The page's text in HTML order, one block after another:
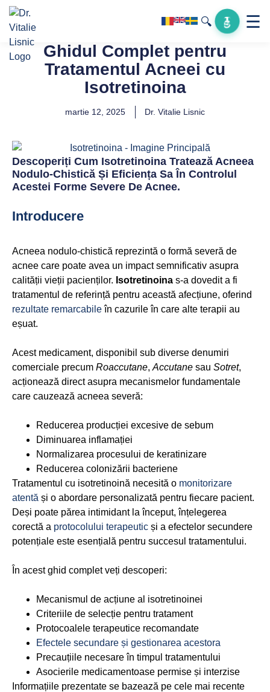
🔍 ☰
Ghidul Complet pentru
Tratamentul Acneei cu
Isotretinoina
martie 12, 2025 Dr. Vitalie Lisnic
Descoperiți Cum Isotretinoina Tratează Acneea
Nodulo-Chistică Și Eficiența Sa În Controlul
Acestei Forme Severe De Acnee.
Introducere
Acneea nodulo-chistică reprezintă o formă severă de
acnee care poate avea un impact semnificativ asupra
calității vieții pacienților. Isotretinoina s-a dovedit a fi
tratamentul de referință pentru această afecțiune, oferind
rezultate remarcabileîn cazurile în care alte terapii au
eșuat.
Acest medicament, disponibil sub diverse denumiri
comerciale precum Roaccutane, Accutane sau Sotret,
acționează direct asupra mecanismelor fundamentale
care cauzează acneea severă:
Reducerea producției excesive de sebum
Diminuarea inflamației
Normalizarea procesului de keratinizare
Reducerea colonizării bacteriene
Tratamentul cu isotretinoină necesită o monitorizare
atentă și o abordare personalizată pentru fiecare pacient.
Deși poate părea intimidant la început, înțelegerea
corectă a protocolului terapeutic și a efectelor secundere
potențiale este esențială pentru succesul tratamentului.
În acest ghid complet veți descoperi:
Mecanismul de acțiune al isotretinoinei
Criteriile de selecție pentru tratament
Protocoalele terapeutice recomandate
Efectele secundare și gestionarea acestora
Precauțiile necesare în timpul tratamentului
Asocierile medicamentoase permise și interzise
Informațiile prezentate se bazează pe cele mai recente